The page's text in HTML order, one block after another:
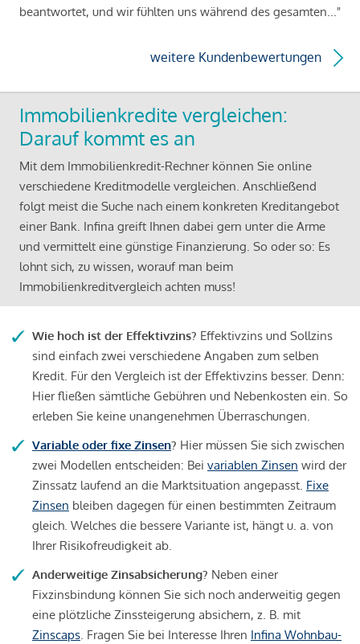
beantwortet, und wir fühlten uns während des gesamten..."
weitere Kundenbewertungen
Immobilienkredite vergleichen:
Darauf kommt es an
Mit dem Immobilienkredit-Rechner können Sie online
verschiedene Kreditmodelle vergleichen. Anschließend
folgt meist die Suche nach einem konkreten Kreditangebot
einer Bank. Infina greift Ihnen dabei gern unter die Arme
und vermittelt eine günstige Finanzierung. So oder so: Es
lohnt sich, zu wissen, worauf man beim
Immobilienkreditvergleich achten muss!
Wie hoch ist der Effektivzins? Effektivzins und Sollzins
sind einfach zwei verschiedene Angaben zum selben
Kredit. Für den Vergleich ist der Effektivzins besser. Denn:
Hier fließen sämtliche Gebühren und Nebenkosten ein. So
erleben Sie keine unangenehmen Überraschungen.
Variable oder fixe Zinsen? Hier müssen Sie sich zwischen
zwei Modellen entscheiden: Bei variablen Zinsen wird der
Zinssatz laufend an die Marktsituation angepasst. Fixe
Zinsen bleiben dagegen für einen bestimmten Zeitraum
gleich. Welches die bessere Variante ist, hängt u. a. von
Ihrer Risikofreudigkeit ab.
Anderweitige Zinsabsicherung? Neben einer
Fixzinsbindung können Sie sich noch anderweitig gegen
eine plötzliche Zinssteigerung absichern, z. B. mit
Zinscaps. Fragen Sie bei Interesse Ihren Infina Wohnbau-